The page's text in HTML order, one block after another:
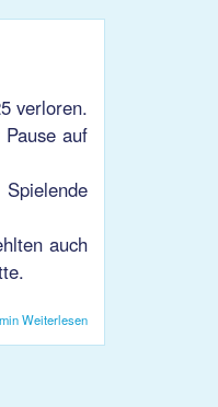
verloren.
auf
auch
Weiterlesen